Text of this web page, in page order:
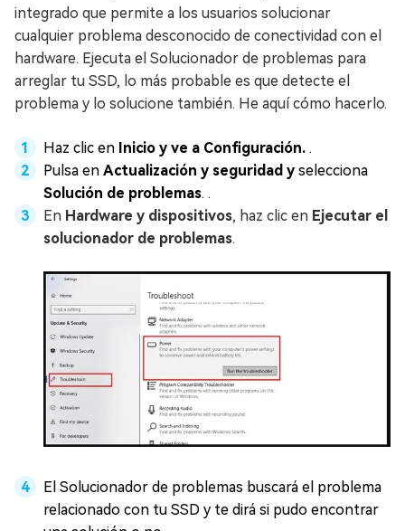
integrado que permite a los usuarios solucionar
cualquier problema desconocido de conectividad con el
hardware. Ejecuta el Solucionador de problemas para
arreglar tu SSD, lo más probable es que detecte el
problema y lo solucione también. He aquí cómo hacerlo.
Haz clic en Inicio y ve a Configuración. .
Pulsa en Actualización y seguridad y selecciona
Solución de problemas. .
En Hardware y dispositivos, haz clic en Ejecutar el
solucionador de problemas.
El Solucionador de problemas buscará el problema
relacionado con tu SSD y te dirá si pudo encontrar